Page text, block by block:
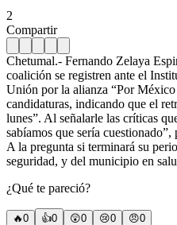
2
Compartir
Chetumal.- Fernando Zelaya
coalición se registren ante el
Unión por la alianza “Por
candidaturas, indicando que el
lunes”. Al señalarle las críticas
sabíamos que sería
A la pregunta si terminará su
seguridad, y del municipio en
¿Qué te pareció?
🔥0 👍0 😲0 😢0 😠0